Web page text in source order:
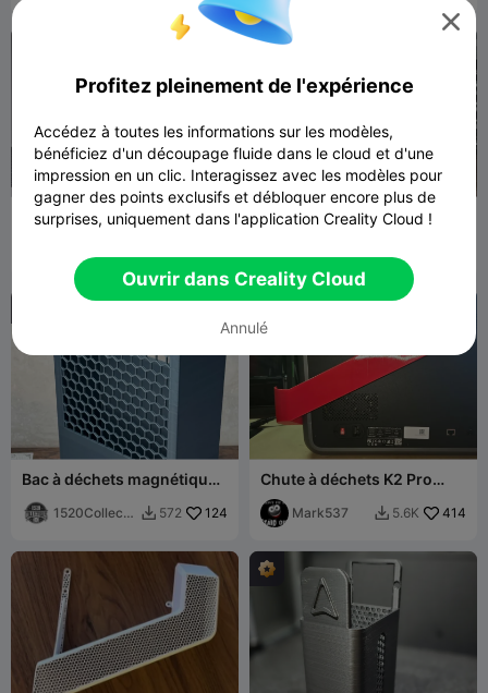
Creality K2 Pro - Bac de
purge compact avec
Goulotte d'évacuation - bac
à déchets pour K2 Pro
Bac à déchets magnétique
1520Collecti
 572 124
Chute à déchets K2 Pro
côté droit
Mark537  5.6K 414

Profitez pleinement de l'expérience
Accédez à toutes les informations sur les modèles,
bénéficiez d'un découpage fluide dans le cloud et d'une
impression en un clic. Interagissez avec les modèles pour
gagner des points exclusifs et débloquer encore plus de
surprises, uniquement dans l'application Creality Cloud !
Ouvrir dans Creality Cloud
Annulé